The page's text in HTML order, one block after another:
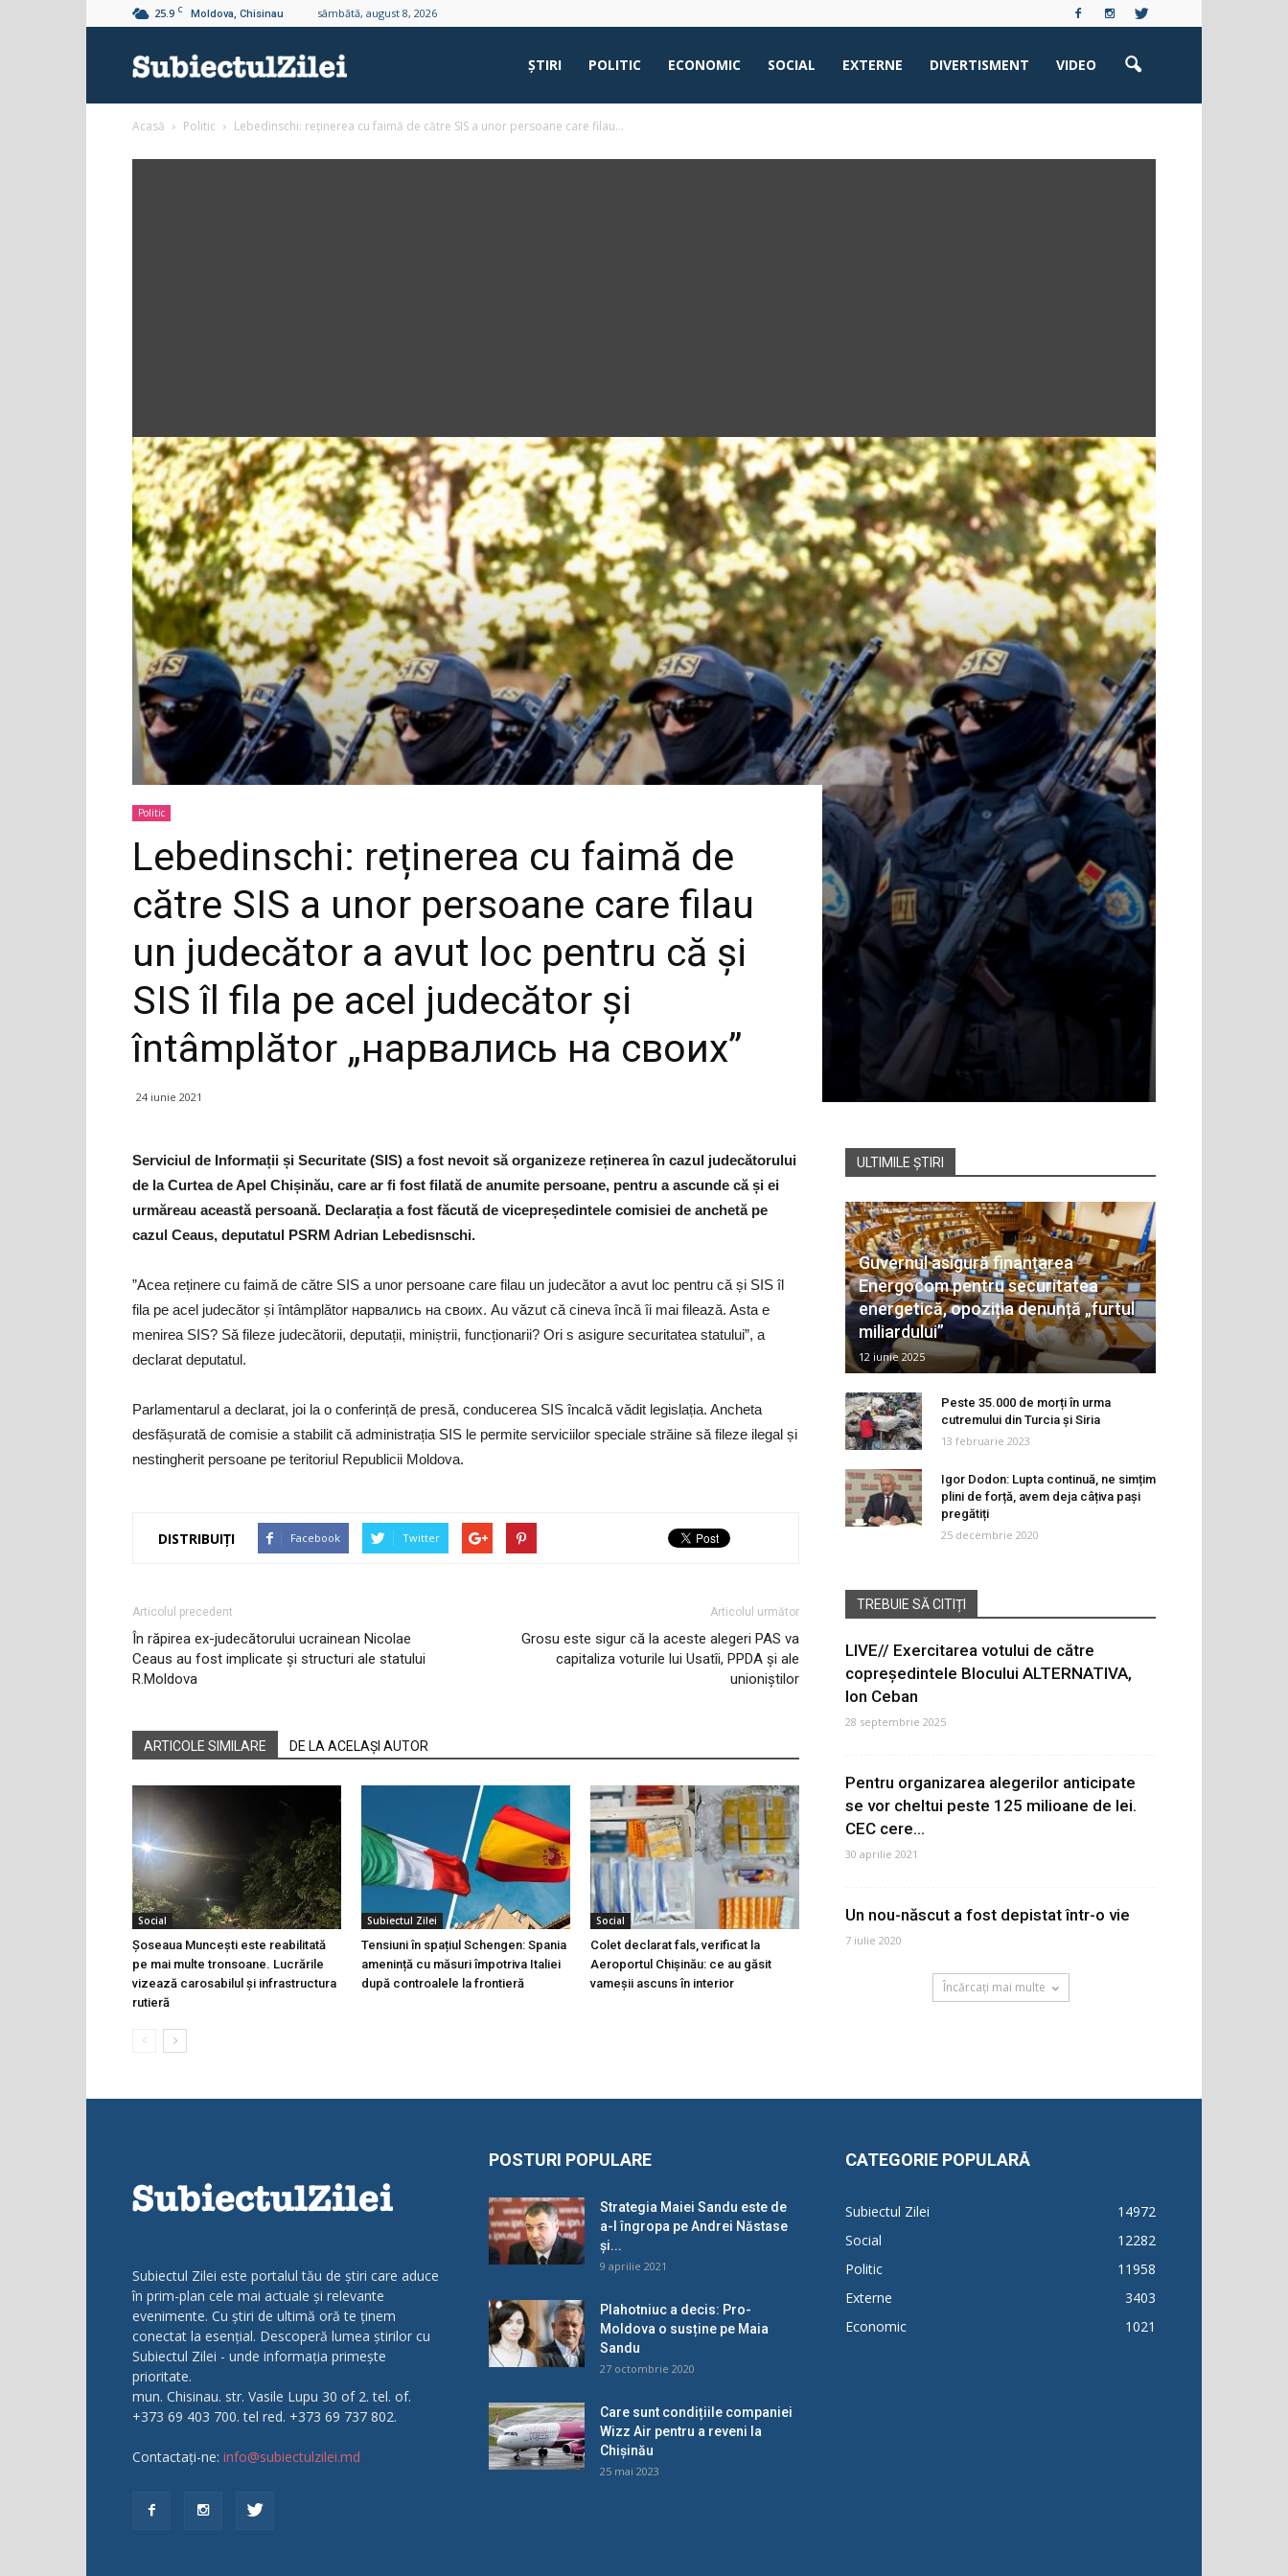
25.9 C Moldova, Chisinau sâmbătă, august 8, 2026
ŞTIRI POLITIC ECONOMIC SOCIAL EXTERNE DIVERTISMENT VIDEO
Acasă Politic Lebedinschi: reținerea cu faimă de către SIS a unor persoane care filau...
Politic
Lebedinschi: reținerea cu faimă de
către SIS a unor persoane care filau
un judecător a avut loc pentru că și
SIS îl fila pe acel judecător și
întâmplător „нарвались на своих”
24 iunie 2021
Serviciul de Informații și Securitate (SIS) a fost nevoit să organizeze reținerea în cazul judecătorului
de la Curtea de Apel Chișinău, care ar fi fost filată de anumite persoane, pentru a ascunde că și ei
urmăreau această persoană. Declarația a fost făcută de vicepreședintele comisiei de anchetă pe
cazul Ceaus, deputatul PSRM Adrian Lebedisnschi.
”Acea reținere cu faimă de către SIS a unor persoane care filau un judecător a avut loc pentru că și SIS îl
fila pe acel judecător și întâmplător нарвались на своих. Au văzut că cineva încă îi mai filează. Asta e
menirea SIS? Să fileze judecătorii, deputații, miniștrii, funcționarii? Ori s asigure securitatea statului”, a
declarat deputatul.
Parlamentarul a declarat, joi la o conferință de presă, conducerea SIS încalcă vădit legislația. Ancheta
desfășurată de comisie a stabilit că administrația SIS le permite serviciilor speciale străine să fileze ilegal și
nestingherit persoane pe teritoriul Republicii Moldova.
DISTRIBUIȚI Facebook Twitter
Articolul precedent
În răpirea ex-judecătorului ucrainean Nicolae
Ceaus au fost implicate și structuri ale statului
R.Moldova
Articolul următor
Grosu este sigur că la aceste alegeri PAS va
capitaliza voturile lui Usatîi, PPDA și ale
unioniștilor
ARTICOLE SIMILARE DE LA ACELAȘI AUTOR
Social
Șoseaua Muncești este reabilitată
pe mai multe tronsoane. Lucrările
vizează carosabilul și infrastructura
rutieră
Subiectul Zilei
Tensiuni în spațiul Schengen: Spania
amenință cu măsuri împotriva Italiei
după controalele la frontieră
Social
Colet declarat fals, verificat la
Aeroportul Chișinău: ce au găsit
vameșii ascuns în interior
ULTIMILE ȘTIRI
Guvernul asigură finanțarea
Energocom pentru securitatea
energetică, opoziția denunță „furtul
miliardului”
12 iunie 2025
Peste 35.000 de morți în urma
cutremului din Turcia și Siria
13 februarie 2023
Igor Dodon: Lupta continuă, ne simțim
plini de forță, avem deja câțiva pași
pregătiți
25 decembrie 2020
TREBUIE SĂ CITIȚI
LIVE// Exercitarea votului de către
copreședintele Blocului ALTERNATIVA,
Ion Ceban
28 septembrie 2025
Pentru organizarea alegerilor anticipate
se vor cheltui peste 125 milioane de lei.
CEC cere...
30 aprilie 2021
Un nou-născut a fost depistat într-o vie
7 iulie 2020
Încărcați mai multe
Subiectul Zilei este portalul tău de știri care aduce
în prim-plan cele mai actuale și relevante
evenimente. Cu știri de ultimă oră te ținem
conectat la esențial. Descoperă lumea știrilor cu
Subiectul Zilei - unde informația primește
prioritate.
mun. Chisinau. str. Vasile Lupu 30 of 2. tel. of.
+373 69 403 700. tel red. +373 69 737 802.
Contactați-ne: info@subiectulzilei.md
POSTURI POPULARE
Strategia Maiei Sandu este de
a-l îngropa pe Andrei Năstase
și...
9 aprilie 2021
Plahotniuc a decis: Pro-
Moldova o susține pe Maia
Sandu
27 octombrie 2020
Care sunt condițiile companiei
Wizz Air pentru a reveni la
Chișinău
25 mai 2023
CATEGORIE POPULARĂ
Subiectul Zilei
14972
Social
12282
Politic
11958
Externe
3403
Economic
1021